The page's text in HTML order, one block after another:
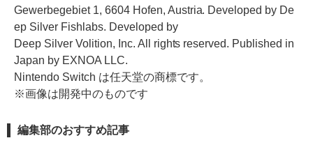
Gewerbegebiet 1, 6604 Hofen, Austria. Developed by De
ep Silver Fishlabs. Developed by
Deep Silver Volition, Inc. All rights reserved. Published in
Japan by EXNOA LLC.
Nintendo Switch は任天堂の商標です。
※画像は開発中のものです
編集部のおすすめ記事